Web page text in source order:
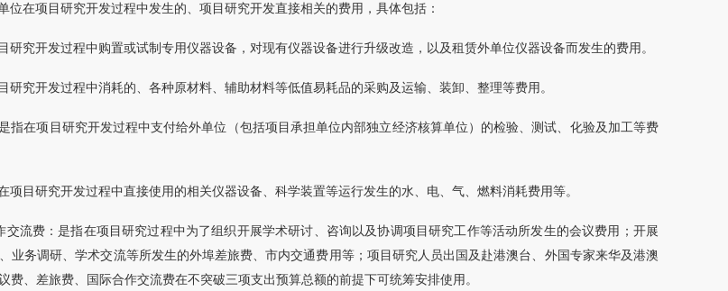
位在项目研究开发过程中发生的、项目研究开发直接相关的费用，具体包括：
研究开发过程中购置或试制专用仪器设备，对现有仪器设备进行升级改造，以及租赁外单位仪器设备而发生的费用。
研究开发过程中消耗的、各种原材料、辅助材料等低值易耗品的采购及运输、装卸、整理等费用。
指在项目研究开发过程中支付给外单位（包括项目承担单位内部独立经济核算单位）的检验、测试、化验及加工等费
项目研究开发过程中直接使用的相关仪器设备、科学装置等运行发生的水、电、气、燃料消耗费用等。
交流费：是指在项目研究过程中为了组织开展学术研讨、咨询以及协调项目研究工作等活动所发生的会议费用；开展
业务调研、学术交流等所发生的外埠差旅费、市内交通费用等；项目研究人员出国及赴港澳台、外国专家来华及港澳
费、差旅费、国际合作交流费在不突破三项支出预算总额的前提下可统筹安排使用。